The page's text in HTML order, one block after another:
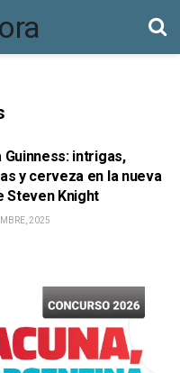
Guinness: intrigas,
y cerveza en la nueva
Steven Knight
2025